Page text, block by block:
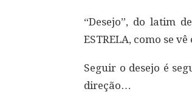
“Desejo”, do latim
ESTRELA, como se
Seguir o desejo é
direção…